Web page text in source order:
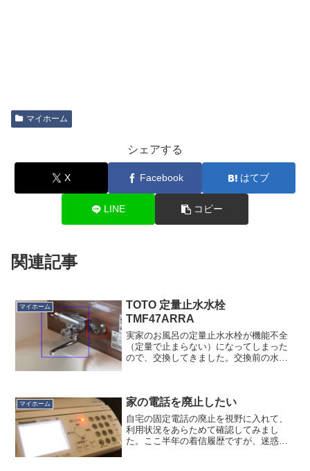
マイホーム
シェアする
X Facebook はてブ
LINE コピー
関連記事
マイホーム
TOTO 定量止水水栓
TMF47ARRA
実家のお風呂の定量止水水栓が機能不全
（定量で止まらない）になってしまった
ので、交換してきました。交換前の水栓
マイホーム 家の電話を廃止したい
自宅の固定電話の廃止を視野に入れて、
利用状況をあらためて確認してみまし
た。ここ半年の着信履歴ですが、迷惑電